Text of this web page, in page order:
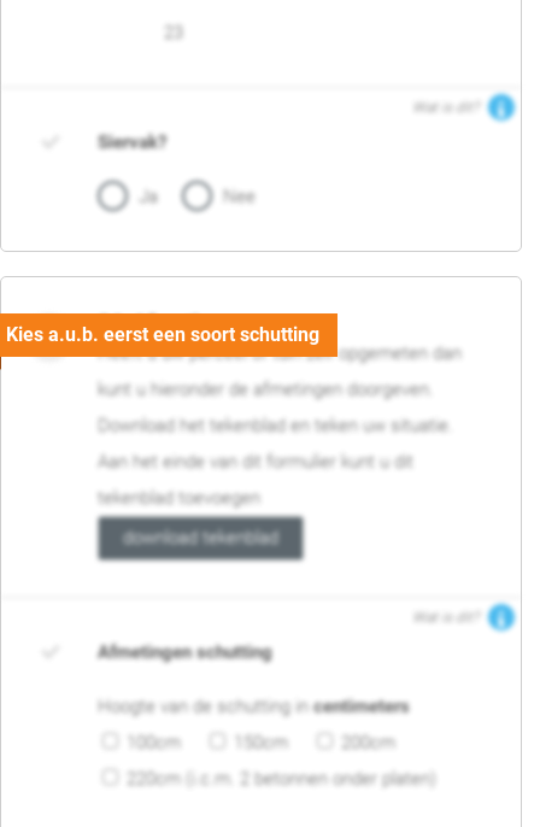
Wat is dit?
Siervak?
Ja Nee
04. Afmetingen
Heeft u uw perceel of tuin zelf opgemeten dan
kunt u hieronder de afmetingen doorgeven.
Download het tekenblad en teken uw situatie.
Aan het einde van dit formulier kunt u dit
tekenblad toevoegen
download tekenblad
Wat is dit?
Afmetingen schutting
Hoogte van de schutting incentimeters
100cm
150cm
200cm
220cm (i.c.m. 2 betonnen onder platen)